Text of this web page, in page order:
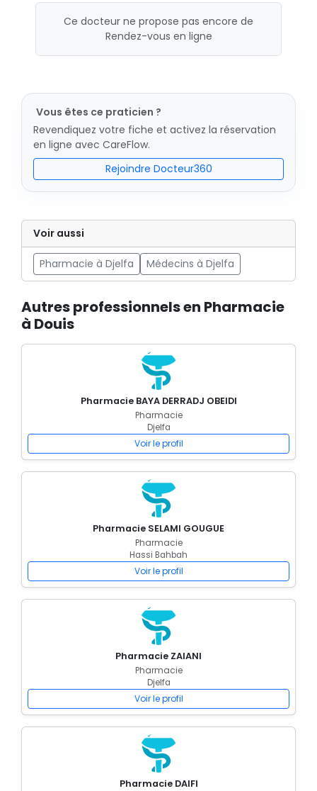
Ce docteur ne propose pas encore de
Rendez-vous en ligne
Vous êtes ce praticien ?
Revendiquez votre fiche et activez la réservation
en ligne avec CareFlow.
Rejoindre Docteur360
Voir aussi
Pharmacie à Djelfa Médecins à Djelfa
Autres professionnels en Pharmacie
à Douis
Pharmacie BAYA DERRADJ OBEIDI
Pharmacie
Djelfa
Voir le profil
Pharmacie SELAMI GOUGUE
Pharmacie
Hassi Bahbah
Voir le profil
Pharmacie ZAIANI
Pharmacie
Djelfa
Voir le profil
Pharmacie DAIFI